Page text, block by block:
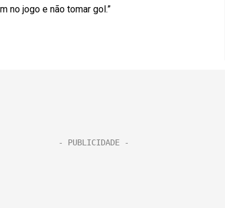
no jogo e não tomar gol.”